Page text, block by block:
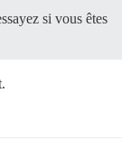
si vous êtes